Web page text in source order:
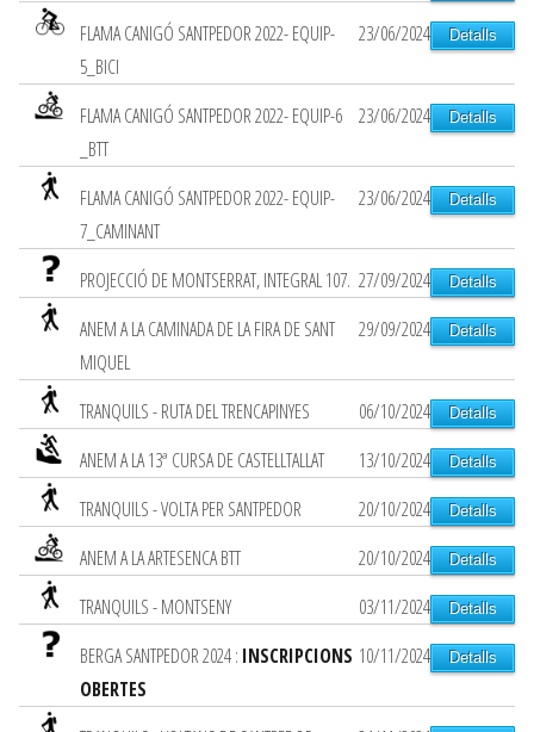
FLAMA CANIGÓ SANTPEDOR 2022- EQUIP-
5_BICI
23/06/2024 Detalls
FLAMA CANIGÓ SANTPEDOR 2022- EQUIP-6
_BTT
23/06/2024 Detalls
FLAMA CANIGÓ SANTPEDOR 2022- EQUIP-
7_CAMINANT
23/06/2024 Detalls
PROJECCIÓ DE MONTSERRAT, INTEGRAL 107. 27/09/2024 Detalls
ANEM A LA CAMINADA DE LA FIRA DE SANT
MIQUEL
29/09/2024 Detalls
TRANQUILS - RUTA DEL TRENCAPINYES 06/10/2024 Detalls
ANEM A LA 13ª CURSA DE CASTELLTALLAT 13/10/2024 Detalls
TRANQUILS - VOLTA PER SANTPEDOR 20/10/2024 Detalls
ANEM A LA ARTESENCA BTT 20/10/2024 Detalls
TRANQUILS - MONTSENY 03/11/2024 Detalls
BERGA SANTPEDOR 2024 : INSCRIPCIONS
OBERTES
10/11/2024 Detalls